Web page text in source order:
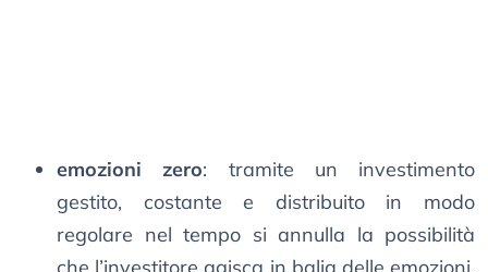
emozioni zero: tramite un investimento
gestito, costante e distribuito in modo
regolare nel tempo si annulla la possibilità